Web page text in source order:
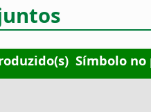
Símbolo